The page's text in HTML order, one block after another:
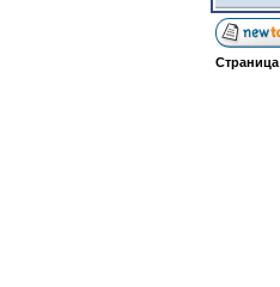
Страница